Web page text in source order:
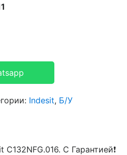
Indesit, Б/У
С Гарантией❗